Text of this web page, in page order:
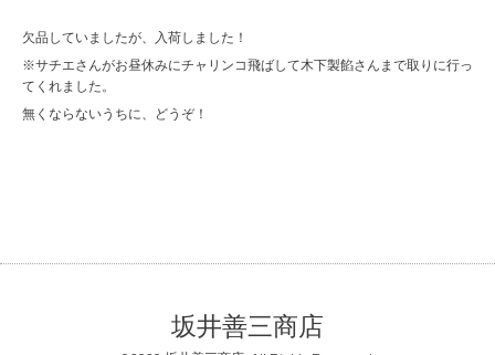
欠品していましたが、入荷しました！
※サチエさんがお昼休みにチャリンコ飛ばして木下製餡さんまで取りに行っ
てくれました。
無くならないうちに、どうぞ！
坂井善三商店